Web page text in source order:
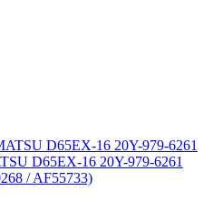
D65EX-16 20Y-979-6261
/ AF55733)